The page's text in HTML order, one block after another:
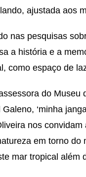
ajustada aos
nas pesquisas
a história e a
como espaço de
do Museu
Galeno, ‘minha
nos
em torno do
mar tropical além